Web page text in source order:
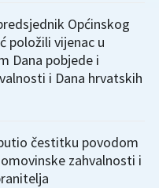
Općinskog
položili vijenac u
Dana pobjede i
i Dana hrvatskih
čestitku povodom
zahvalnosti i